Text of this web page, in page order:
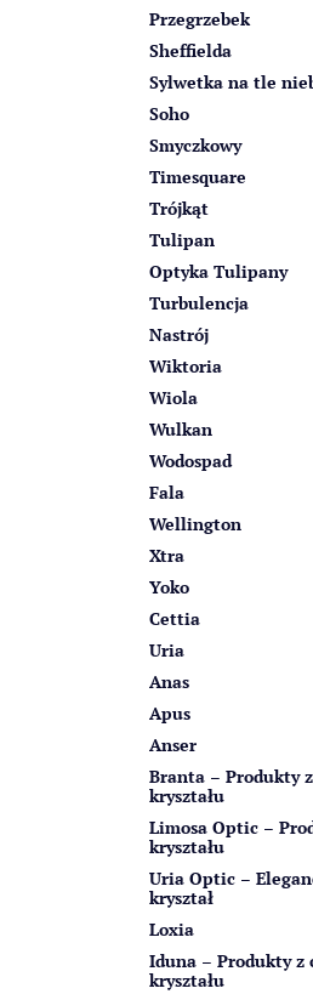
Przegrzebek
Sheffielda
Sylwetka na tle
Soho
Smyczkowy
Timesquare
Trójkąt
Tulipan
Optyka Tulipany
Turbulencja
Nastrój
Wiktoria
Wiola
Wulkan
Wodospad
Fala
Wellington
Xtra
Yoko
Cettia
Uria
Anas
Apus
Anser
Branta – Produkty
kryształu
Limosa Optic –
kryształu
Uria Optic –
kryształ
Loxia
Iduna – Produkty z
kryształu